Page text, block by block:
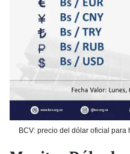
BCV: precio del dólar oficial para